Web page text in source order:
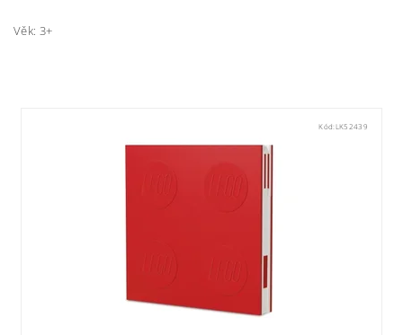
Věk: 3+
Kód: LK52439